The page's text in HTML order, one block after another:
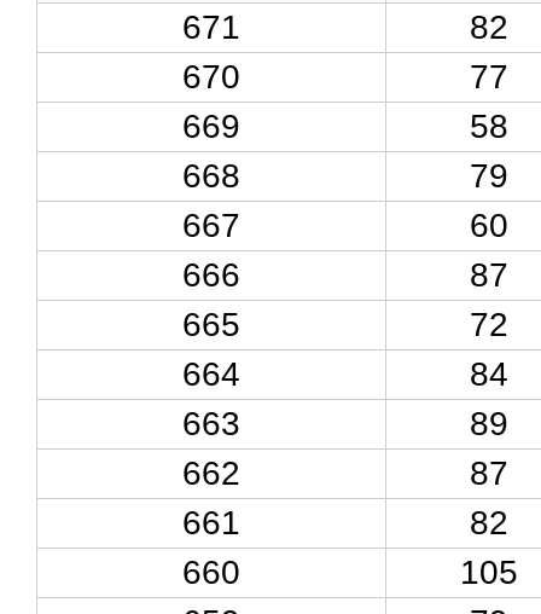
671
82
670
77
669
58
668
79
667
60
666
87
665
72
664
84
663
89
662
87
661
82
660
105